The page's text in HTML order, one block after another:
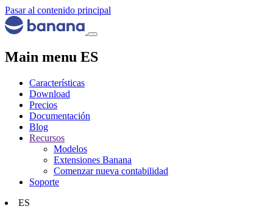
Pasar al contenido principal
Main menu ES
Características
Download
Precios
Documentación
Blog
Recursos
Modelos
Extensiones Banana
Comenzar nueva contabilidad
Soporte
ES